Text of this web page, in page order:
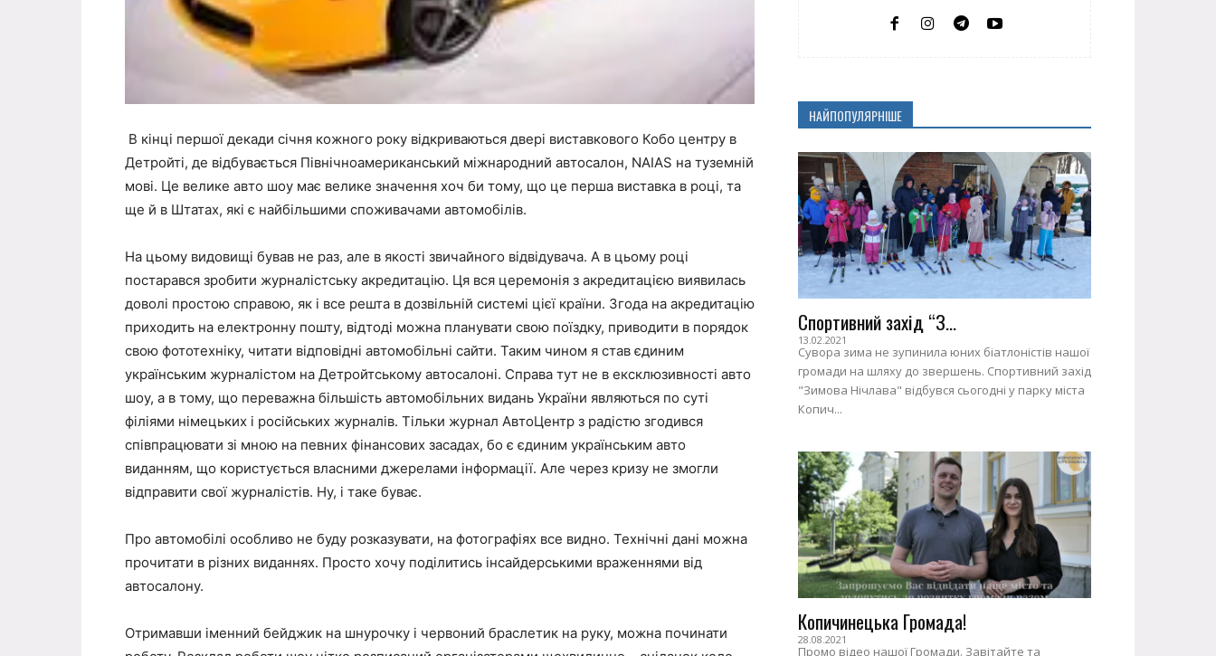
В кінці першої декади січня кожного року відкриваються двері виставкового Кобо центру в
Детройті, де відбувається Північноамериканський міжнародний автосалон, NAIAS на туземній
мові. Це велике авто шоу має велике значення хоч би тому, що це перша виставка в році, та
ще й в Штатах, які є найбільшими споживачами автомобілів.
На цьому видовищі бував не раз, але в якості звичайного відвідувача. А в цьому році
постарався зробити журналістську акредитацію. Ця вся церемонія з акредитацією виявилась
доволі простою справою, як і все решта в дозвільній системі цієї країни. Згода на акредитацію
приходить на електронну пошту, відтоді можна планувати свою поїздку, приводити в порядок
свою фототехніку, читати відповідні автомобільні сайти. Таким чином я став єдиним
українським журналістом на Детройтському автосалоні. Справа тут не в ексклюзивності авто
шоу, а в тому, що переважна більшість автомобільних видань України являються по суті
філіями німецьких і російських журналів. Тільки журнал АвтоЦентр з радістю згодився
співпрацювати зі мною на певних фінансових засадах, бо є єдиним українським авто
виданням, що користується власними джерелами інформації. Але через кризу не змогли
відправити свої журналістів. Ну, і таке буває.
Про автомобілі особливо не буду розказувати, на фотографіях все видно. Технічні дані можна
прочитати в різних виданнях. Просто хочу поділитись інсайдерськими враженнями від
автосалону.
Отримавши іменний бейджик на шнурочку і червоний браслетик на руку, можна починати
НАЙПОПУЛЯРНІШЕ
Спортивний захід “З...
13.02.2021
Сувора зима не зупинила юних біатлоністів нашої
громади на шляху до звершень. Спортивний захід
"Зимова Нічлава" відбувся сьогодні у парку міста
Копич...
Копичинецька Громада!
28.08.2021
Промо відео нашої Громади. Завітайте та